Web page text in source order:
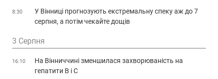
8:30
У Вінниці прогнозують екстремальну спеку аж до 7
серпня, а потім чекайте дощів
3 Серпня
16:10
На Вінниччині зменшилася захворюваність на
гепатити В і С